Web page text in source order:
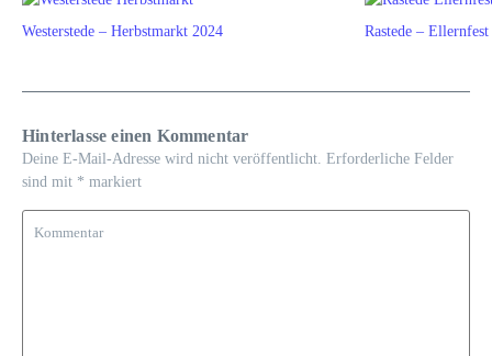
Westerstede – Herbstmarkt 2024 Rastede –
Hinterlasse einen Kommentar
Deine E-Mail-Adresse wird nicht veröffentlicht. Erforderliche Felder
sind mit * markiert